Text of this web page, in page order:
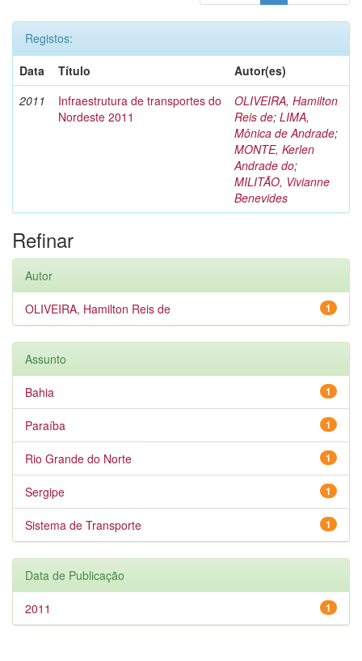
Registos:
Data
Título
Autor(es)
2011
Infraestrutura de transportes do
Nordeste 2011
OLIVEIRA, Hamilton
Reis de; LIMA,
Mônica de Andrade;
MONTE, Kerlen
Andrade do;
MILITÃO, Vivianne
Benevides
Refinar
Autor
1
OLIVEIRA, Hamilton Reis de
Assunto
1
Bahia
1
Paraíba
1
Rio Grande do Norte
1
Sergipe
1
Sistema de Transporte
Data de Publicação
1
2011